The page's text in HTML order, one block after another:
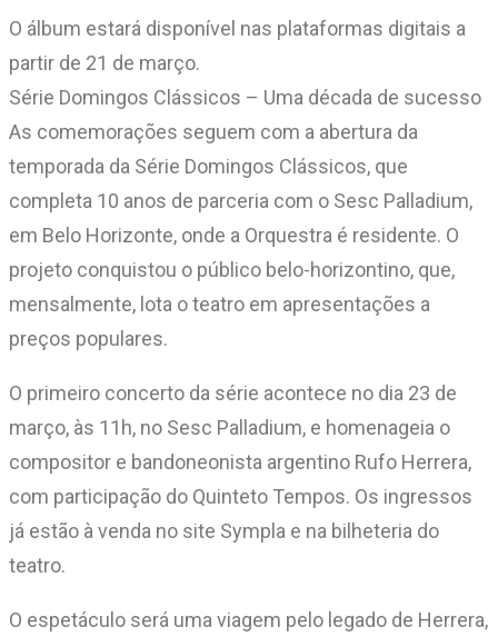
O álbum estará disponível nas plataformas digitais a
partir de 21 de março.
Série Domingos Clássicos – Uma década de sucesso
As comemorações seguem com a abertura da
temporada da Série Domingos Clássicos, que
completa 10 anos de parceria com o Sesc Palladium,
em Belo Horizonte, onde a Orquestra é residente. O
projeto conquistou o público belo-horizontino, que,
mensalmente, lota o teatro em apresentações a
preços populares.
O primeiro concerto da série acontece no dia 23 de
março, às 11h, no Sesc Palladium, e homenageia o
compositor e bandoneonista argentino Rufo Herrera,
com participação do Quinteto Tempos. Os ingressos
já estão à venda no site Sympla e na bilheteria do
teatro.
O espetáculo será uma viagem pelo legado de Herrera,